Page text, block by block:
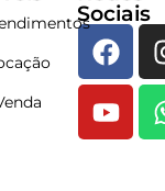
Sociais